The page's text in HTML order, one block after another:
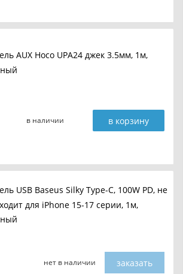
AUX Hoco UPA24 джек 3.5мм, 1м,
в наличии в корзину
USB Baseus Silky Type-C, 100W PD, не
для iPhone 15-17 серии, 1м,
нет в наличии заказать